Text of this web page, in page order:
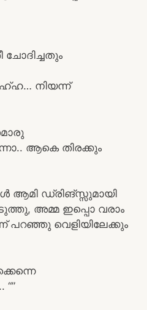
നിയന്ന്
ആകെ തിരക്കും
ആമി ഡ്രിങ്സ്സുമായി
അമ്മ ഇപ്പൊ വരാം
പറഞ്ഞു വെളിയിലേക്കും